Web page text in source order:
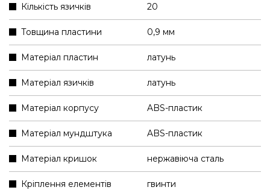
Кількість язичків 20
Товщина пластини 0,9 мм
Матеріал пластин латунь
Матеріал язичків латунь
Матеріал корпусу ABS-пластик
Матеріал мундштука ABS-пластик
Матеріал кришок нержавіюча сталь
Кріплення елементів гвинти